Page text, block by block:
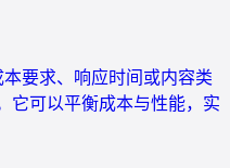
要求、响应时间或内容类
它可以平衡成本与性能，实